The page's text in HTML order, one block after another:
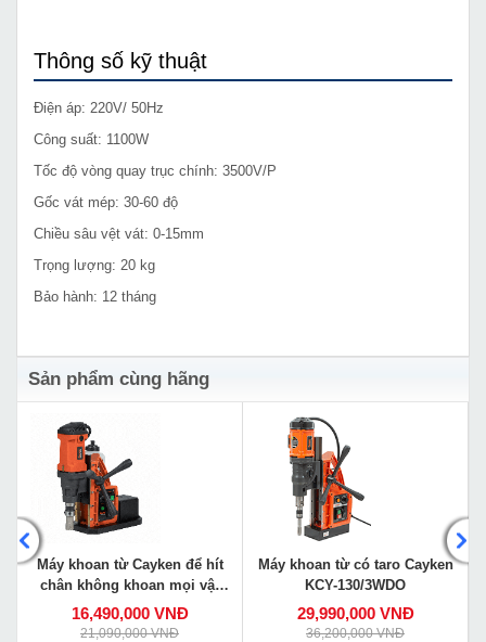
Thông số kỹ thuật
Điện áp: 220V/ 50Hz
Công suất: 1100W
Tốc độ vòng quay trục chính: 3500V/P
Gốc vát mép: 30-60 độ
Chiều sâu vệt vát: 0-15mm
Trọng lượng: 20 kg
Bảo hành: 12 tháng
Sản phẩm cùng hãng
Máy khoan từ Cayken để hít
chân không khoan mọi vật
liệu VS-35E
16,490,000 VNĐ
21,090,000 VNĐ
Máy khoan từ có taro Cayken
KCY-130/3WDO
29,990,000 VNĐ
36,200,000 VNĐ